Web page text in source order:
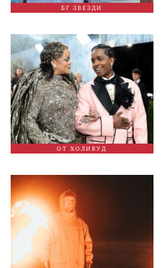
БГ ЗВЕЗДИ
ОТ ХОЛИВУД